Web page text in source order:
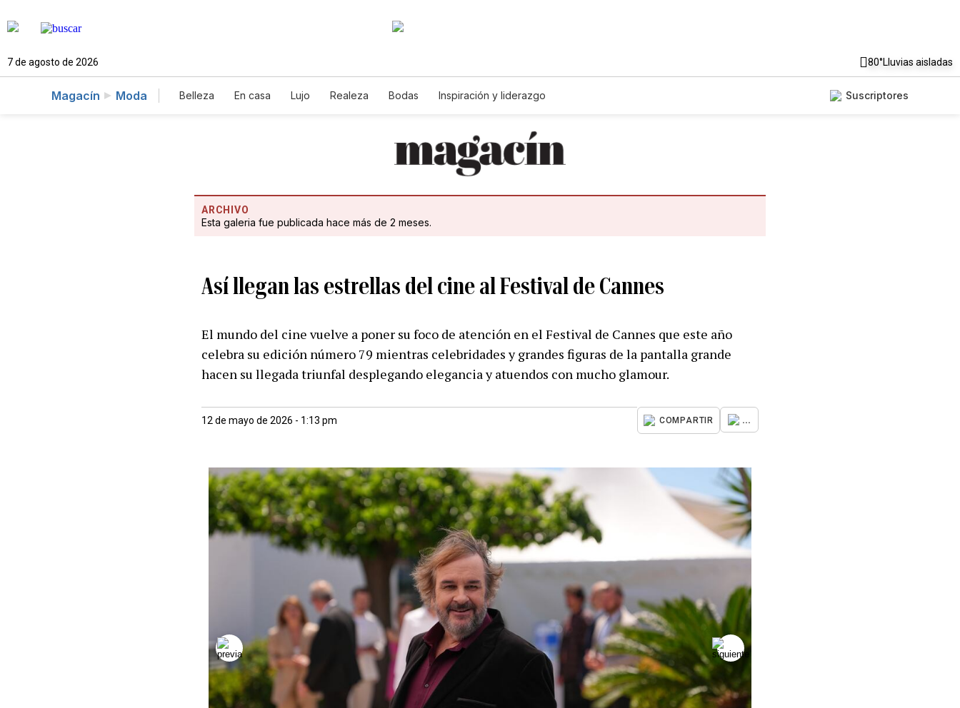
7 de agosto de 2026 80°Lluvias aisladas
Magacín Moda Belleza En casa Lujo Realeza Bodas Inspiración y liderazgo Suscriptores
ARCHIVO
Esta galeria fue publicada hace más de 2 meses.
Así llegan las estrellas del cine al Festival de Cannes
El mundo del cine vuelve a poner su foco de atención en el Festival de Cannes que este año
celebra su edición número 79 mientras celebridades y grandes figuras de la pantalla grande
hacen su llegada triunfal desplegando elegancia y atuendos con mucho glamour.
12 de mayo de 2026 - 1:13 pm COMPARTIR ...